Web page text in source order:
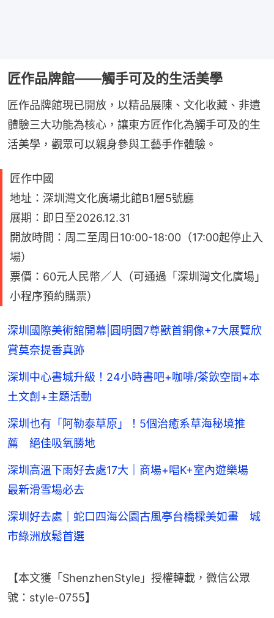
匠作品牌館——觸手可及的生活美學
匠作品牌館現已開放，以精品展陳、文化收藏、非遺
體驗三大功能為核心，讓東方匠作化為觸手可及的生
活美學，觀眾可以親身參與工藝手作體驗。
匠作中國
地址：深圳灣文化廣場北館B1層5號廳
展期：即日至2026.12.31
開放時間：周二至周日10:00-18:00（17:00起停止入
場）
票價：60元人民幣／人（可通過「深圳灣文化廣場」
小程序預約購票）
深圳國際美術館開幕|圓明園7尊獸首銅像+7大展覽欣
賞莫奈提香真跡
深圳中心書城升級！24小時書吧+咖啡/茶飲空間+本
土文創+主題活動
深圳也有「阿勒泰草原」！5個治癒系草海秘境推
薦 絕佳吸氧勝地
深圳高溫下雨好去處17大｜商場+唱K+室內遊樂場
最新滑雪場必去
深圳好去處｜蛇口四海公園古風亭台橋樑美如畫 城
市綠洲放鬆首選
【本文獲「ShenzhenStyle」授權轉載，微信公眾
號：style-0755】